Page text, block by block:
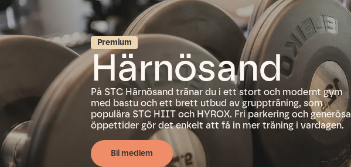
Premium
Härnösand
På STC Härnösand tränar du i ett stort och modernt gym
med bastu och ett brett utbud av gruppträning, som
populära STC HIIT och HYROX. Fri parkering och generösa
öppettider gör det enkelt att få in mer träning i vardagen.
Bli medlem